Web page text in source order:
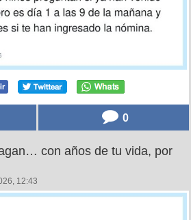
0
con años de tu vida, por
12:43